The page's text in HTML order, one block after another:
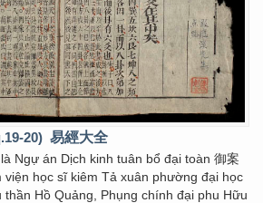
20) 易經大全
là Ngự án Dịch kinh tuân bổ đại toàn 御案
viện học sĩ kiêm Tả xuân phường đại học
Hồ Quảng, Phụng chính đại phu Hữu